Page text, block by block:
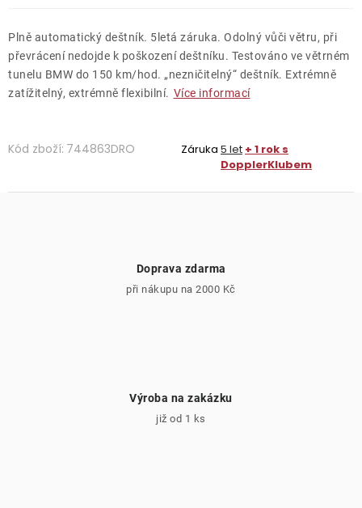
Plně automatický deštník. 5letá záruka. Odolný vůči větru, při
převrácení nedojde k poškození deštníku. Testováno ve větrném
tunelu BMW do 150 km/hod. „nezničitelný“ deštník. Extrémně
zatížitelný, extrémně flexibilní. Více informací
Kód zboží: 744863DRO Záruka 5 let + 1 rok s
DopplerKlubem
Doprava zdarma
při nákupu na 2000 Kč
Výroba na zakázku
již od 1 ks